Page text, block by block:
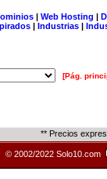
| Web Hosting |
| Industrias |
[Pág.
** Precios
© 2002/2022 Solo10.com